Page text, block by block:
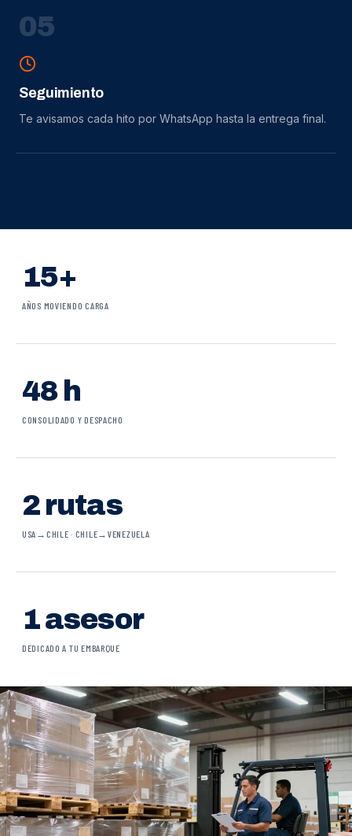
05
Seguimiento
Te avisamos cada hito por WhatsApp hasta la entrega final.
15+
AÑOS MOVIENDO CARGA
48 h
CONSOLIDADO Y DESPACHO
2 rutas
USA→CHILE · CHILE→VENEZUELA
1 asesor
DEDICADO A TU EMBARQUE